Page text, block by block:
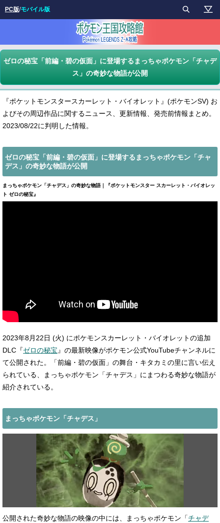
ゼロの秘宝「前編・碧の仮面」に登場するまっちゃポケモン「チャデ
ス」の奇妙な物語が公開
『ポケットモンスタースカーレット・バイオレット』(ポケモンSV) お
よびその周辺作品に関するニュース、更新情報、発売前情報まとめ。
2023/08/22に判明した情報。
ゼロの秘宝「前編・碧の仮面」に登場するまっちゃポケモン「チャ
デス」の奇妙な物語が公開
まっちゃポケモン「チャデス」の奇妙な物語｜『ポケットモンスター スカーレット・バイオレッ
ト ゼロの秘宝』
2023年8月22日 (火) にポケモンスカーレット・バイオレットの追加
DLC『ゼロの秘宝』の最新映像がポケモン公式YouTubeチャンネルに
て公開された。「前編・碧の仮面」の舞台・キタカミの里に言い伝え
られている、まっちゃポケモン「チャデス」にまつわる奇妙な物語が
紹介されている。
まっちゃポケモン「チャデス」
公開された奇妙な物語の映像の中には、まっちゃポケモン「チャデ
PC版/モバイル版